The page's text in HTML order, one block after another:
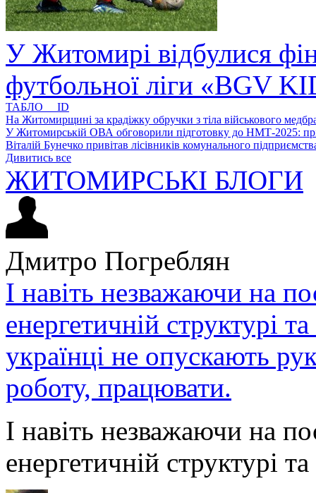
У Житомирі відбулися
футбольної ліги «BGV
ТАБЛО ID
На Житомирщині за крадіжку обручки з тіла військового
У Житомирській ОВА обговорили підготовку до НМТ-2025:
Віталій Бунечко привітав лісівників комунального
Дивитись все
ЖИТОМИРСЬКІ БЛОГИ
Дмитро Погреблян
І навіть незважаючи на
енергетичній структурі
українці не опускають
роботу, працювати.
І навіть незважаючи на
енергетичній структурі